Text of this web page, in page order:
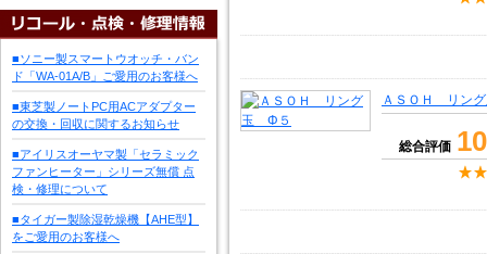
■ソニー製スマートウオッチ・バン
ド「WA-01A/B」ご愛用のお客様へ
■東芝製ノートPC用ACアダプター
の交換・回収に関するお知らせ
■アイリスオーヤマ製「セラミック
ファンヒーター」シリーズ無償 点
検・修理について
■タイガー製除湿乾燥機【AHE型】
をご愛用のお客様へ
ＡＳＯＨ リン
総合評価